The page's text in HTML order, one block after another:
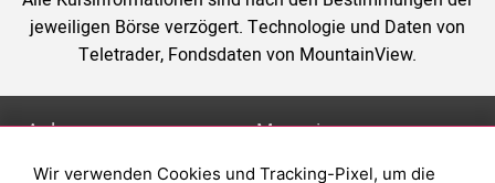
jeweiligen Börse verzögert. Technologie und Daten von
Teletrader, Fondsdaten von MountainView.
Anlage Magazin
Wir verwenden Cookies und Tracking-Pixel, um die